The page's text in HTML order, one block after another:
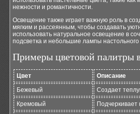
нежности и романтичности.
Освещение также играет важную роль в
мягким и рассеянным, чтобы создавать
использовать натуральное освещение в
подсветка и небольшие лампы настольного
Примеры цветовой палитры
Цвет
Описание
Бежевый
Создает
Кремовый
Подчеркивает